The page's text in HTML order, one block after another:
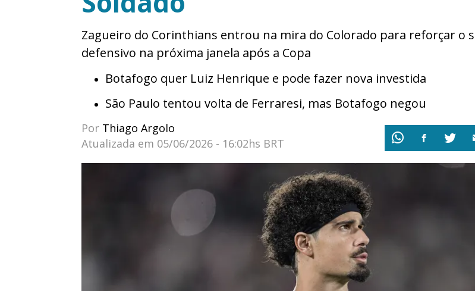
Zagueiro do Corinthians entrou na mira do Colorado para reforçar o
defensivo na próxima janela após a Copa
Botafogo quer Luiz Henrique e pode fazer nova investida
São Paulo tentou volta de Ferraresi, mas Botafogo negou
Por Thiago Argolo
Atualizada em 05/06/2026 - 16:02hs BRT